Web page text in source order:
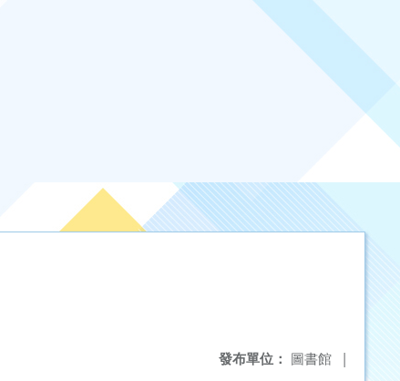
發布單位： 圖書館 |